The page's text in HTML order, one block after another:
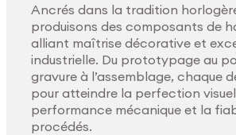
Ancrés dans la tradition
produisons des composants de
alliant maîtrise décorative et
industrielle. Du prototypage au
gravure à l’assemblage, chaque
pour atteindre la perfection
performance mécanique et la
procédés.